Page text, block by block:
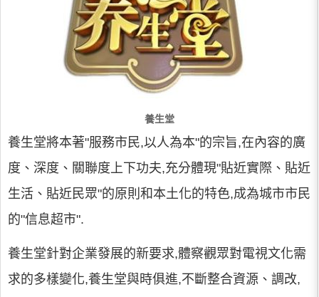
養生堂
養生堂將本著"服務市民,以人為本"的宗旨,在內容的廣
度、深度、關聯度上下功夫,充分體現"貼近實際、貼近
生活、貼近民眾"的原則和本土化的特色,成為城市市民
的"信息超市".
養生堂針對企業發展的新要求,體察觀眾對電視文化需
求的多樣變化,養生堂與時俱進,不斷整合資源、調改,